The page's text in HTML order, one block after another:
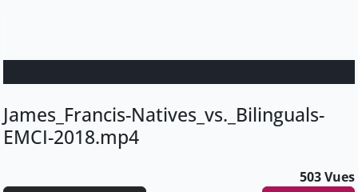
James_Francis-Natives_vs._Bilinguals-
EMCI-2018.mp4
503 Vues